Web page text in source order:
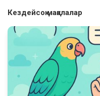
Кездейсоқ мақалалар